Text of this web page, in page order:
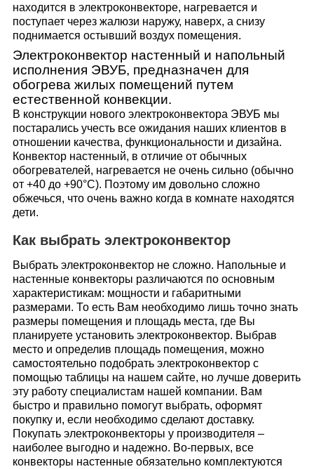
находится в электроконвекторе, нагревается и
поступает через жалюзи наружу, наверх, а снизу
поднимается остывший воздух помещения.
Электроконвектор настенный и напольный
исполнения ЭВУБ, предназначен для
обогрева жилых помещений путем
естественной конвекции.
В конструкции нового электроконвектора ЭВУБ мы
постарались учесть все ожидания наших клиентов в
отношении качества, функциональности и дизайна.
Конвектор настенный, в отличие от обычных
обогревателей, нагревается не очень сильно (обычно
от +40 до +90°C). Поэтому им довольно сложно
обжечься, что очень важно когда в комнате находятся
дети.
Как выбрать электроконвектор
Выбрать электроконвектор не сложно. Напольные и
настенные конвекторы различаются по основным
характеристикам: мощности и габаритными
размерами. То есть Вам необходимо лишь точно знать
размеры помещения и площадь места, где Вы
планируете установить электроконвектор. Выбрав
место и определив площадь помещения, можно
самостоятельно подобрать электроконвектор с
помощью таблицы на нашем сайте, но лучше доверить
эту работу специалистам нашей компании. Вам
быстро и правильно помогут выбрать, оформят
покупку и, если необходимо сделают доставку.
Покупать электроконвекторы у производителя –
наиболее выгодно и надежно. Во-первых, все
конвекторы настенные обязательно комплектуются